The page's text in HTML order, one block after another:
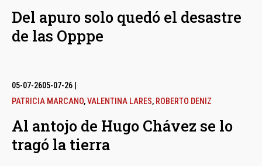
Del apuro solo quedó el desastre
de las Opppe
05-07-2605-07-26
PATRICIA MARCANO,VALENTINA LARES, ROBERTO DENIZ
Al antojo de Hugo Chávez se lo
tragó la tierra